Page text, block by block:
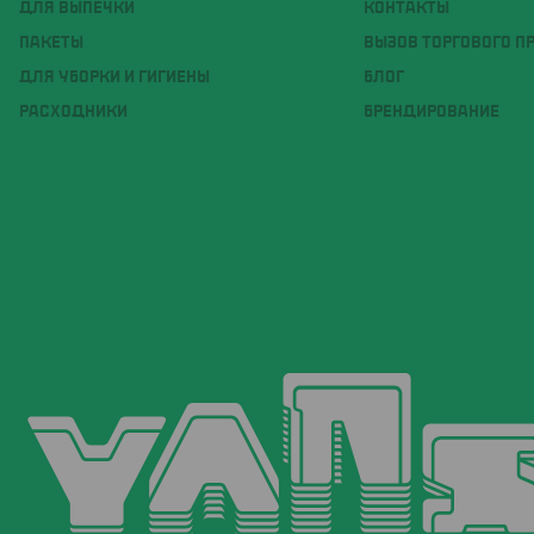
ДЛЯ ВЫПЕЧКИ
ПАКЕТЫ
ДЛЯ УБОРКИ И ГИГИЕНЫ
РАСХОДНИКИ
КОНТАКТЫ
ВЫЗОВ ТОРГОВОГО
БЛОГ
БРЕНДИРОВАНИЕ